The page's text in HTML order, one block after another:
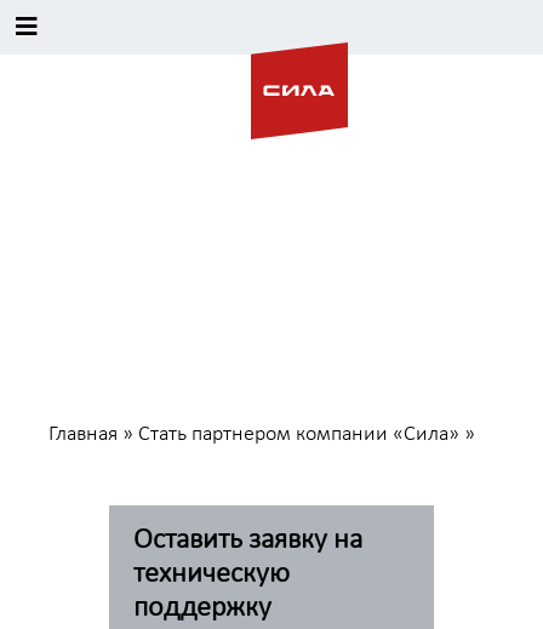
Главная » Стать партнером компании «Сила» »
Оставить заявку на
техническую
поддержку